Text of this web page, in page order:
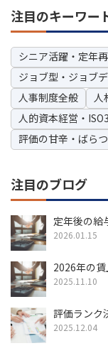
注目のキーワー
シニア活躍・定年
ジョブ型・ジョブ
人事制度全般
人
人的資本経営・
評価の甘辛・ばら
注目のブログ
定年後の給
2026.01.15
2026年の
2025.11.10
評価ランク
2025.12.04